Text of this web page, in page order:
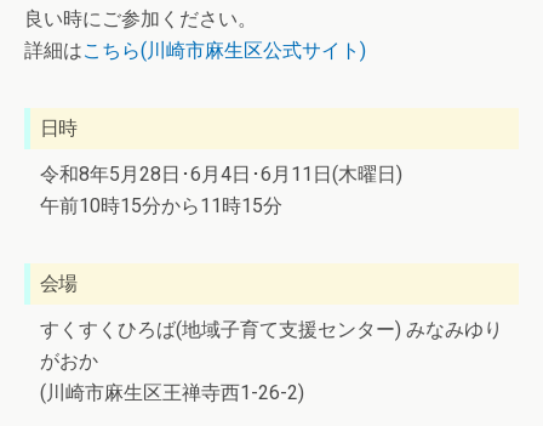
良い時にご参加ください。
詳細はこちら(川崎市麻生区公式サイト)
日時
令和8年5月28日･6月4日･6月11日(木曜日)
午前10時15分から11時15分
会場
すくすくひろば(地域子育て支援センター) みなみゆり
がおか
(川崎市麻生区王禅寺西1-26-2)